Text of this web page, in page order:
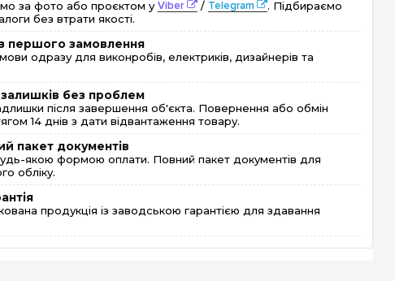
за фото або проєктом уViber / Telegram
. Підбираємо
без втрати якості.
першого замовлення
одразу для виконробів, електриків, дизайнерів та
без проблем
після завершення об'єкта. Повернення або обмін
14 днів з дати відвантаження товару.
пакет документів
якою формою оплати. Повний пакет документів для
обліку.
продукція із заводською гарантією для здавання